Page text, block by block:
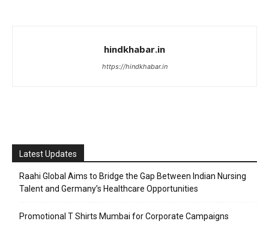
hindkhabar.in
https://hindkhabar.in
Latest Updates
Raahi Global Aims to Bridge the Gap Between Indian Nursing
Talent and Germany’s Healthcare Opportunities
Promotional T Shirts Mumbai for Corporate Campaigns